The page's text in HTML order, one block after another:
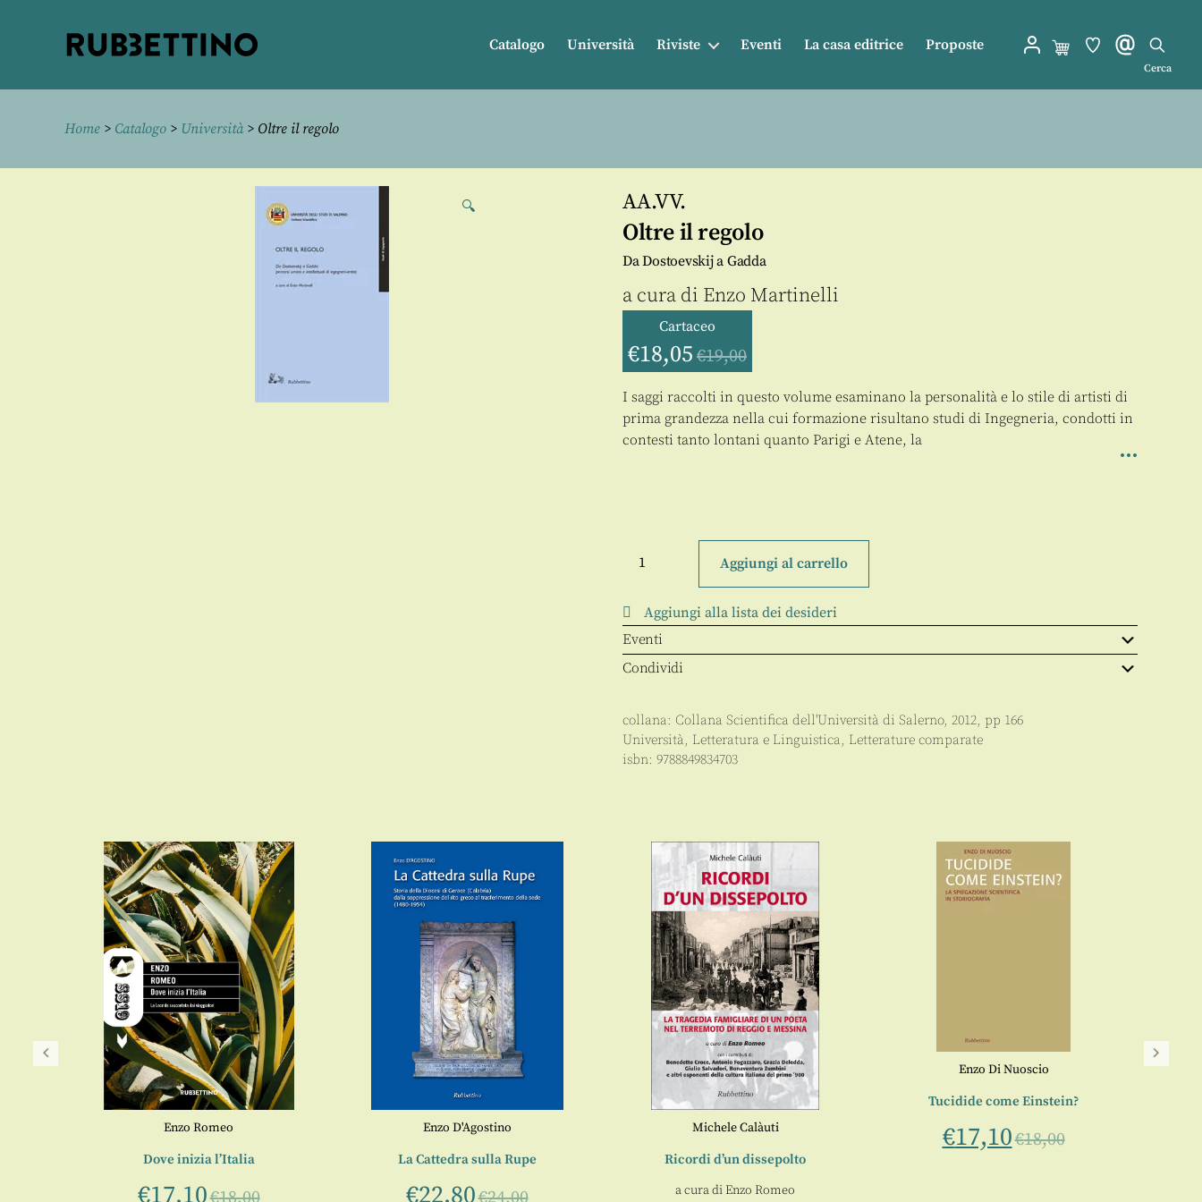
Catalogo Università Riviste Eventi La casa editrice Proposte
Cerca
Home > Catalogo > Università> Oltre il regolo
🔍 AA.VV.
Oltre il regolo
Da Dostoevskij a Gadda
a cura di Enzo Martinelli
Cartaceo
€18,05 €19,00
I saggi raccolti in questo volume esaminano la personalità e lo stile di artisti di
prima grandezza nella cui formazione risultano studi di Ingegneria, condotti in
contesti tanto lontani quanto Parigi e Atene, la
Aggiungi al carrello
Aggiungi alla lista dei desideri
Eventi
Condividi
collana: Collana Scientifica dell'Università di Salerno, 2012, pp 166
Università, Letteratura e Linguistica, Letterature comparate
isbn: 9788849834703
Enzo Romeo
Dove inizia l’Italia
€17,10
Enzo D'Agostino
La Cattedra sulla Rupe
€22,80
Michele Calàuti
Ricordi d’un dissepolto
a cura diEnzo Romeo
Enzo Di Nuoscio
Tucidide come Einstein?
€17,10€18,00